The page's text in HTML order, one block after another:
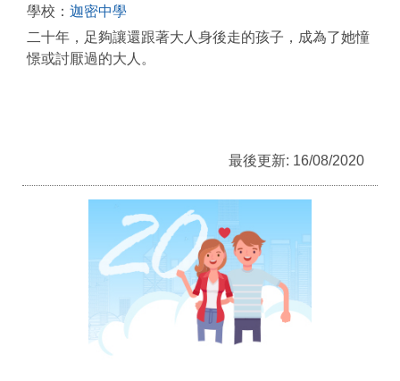
學校： 迦密中學
二十年，足夠讓還跟著大人身後走的孩子，成為了她憧
憬或討厭過的大人。
最後更新: 16/08/2020